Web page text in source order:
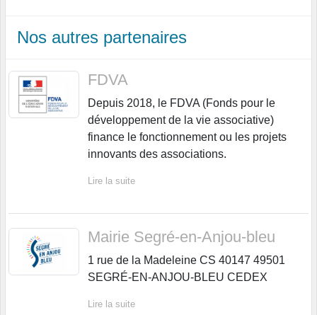
Nos autres partenaires
FDVA
Depuis 2018, le FDVA (Fonds pour le
développement de la vie associative)
finance le fonctionnement ou les projets
innovants des associations.
Lire la suite
Mairie Segré-en-Anjou-bleu
1 rue de la Madeleine CS 40147 49501
SEGRÉ-EN-ANJOU-BLEU CEDEX
Lire la suite